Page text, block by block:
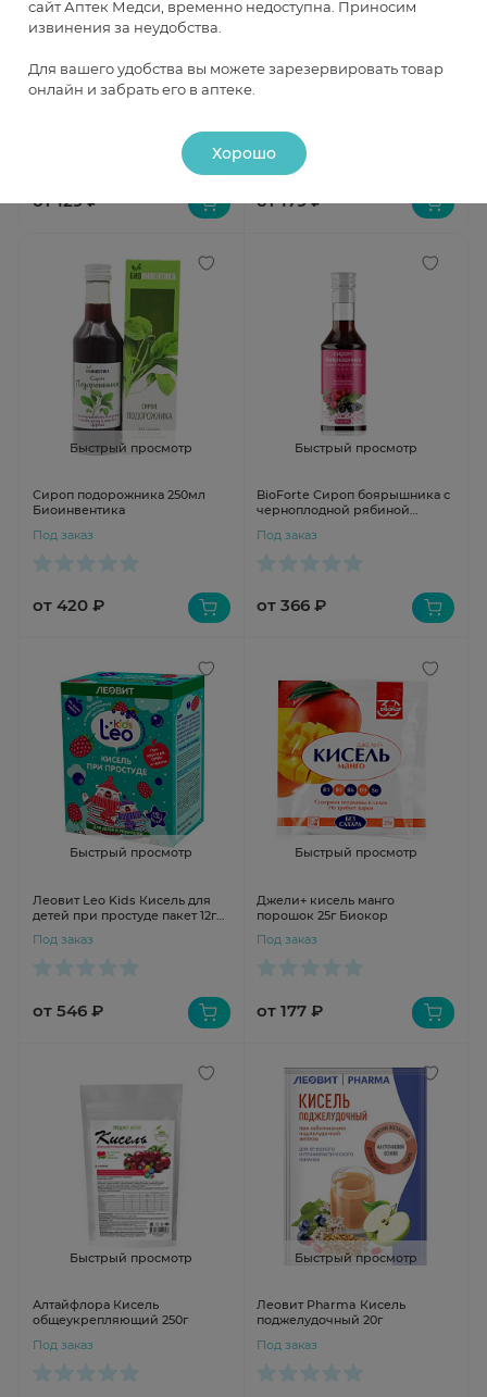
Джели + Кисель черника
от 129 ₽
Под заказ
от 179 ₽
Быстрый просмотр
Сироп подорожника 250мл
Биоинвентика
Под заказ
от 420 ₽
Быстрый просмотр
BioForte Сироп боярышника с
черноплодной рябиной
Под заказ
от 366 ₽
Быстрый просмотр
Леовит Leo Kids Кисель для
детей при простуде пакет 12г
Под заказ
от 546 ₽
Быстрый просмотр
Джели+ кисель манго
порошок 25г Биокор
Под заказ
от 177 ₽
Быстрый просмотр
Алтайфлора Кисель
общеукрепляющий 250г
Под заказ
Быстрый просмотр
Леовит Pharma Кисель
поджелудочный 20г
Под заказ
сайт Аптек Медси, временно недоступна. Приносим
извинения за неудобства.
Для вашего удобства вы можете зарезервировать товар
онлайн и забрать его в аптеке.
Хорошо